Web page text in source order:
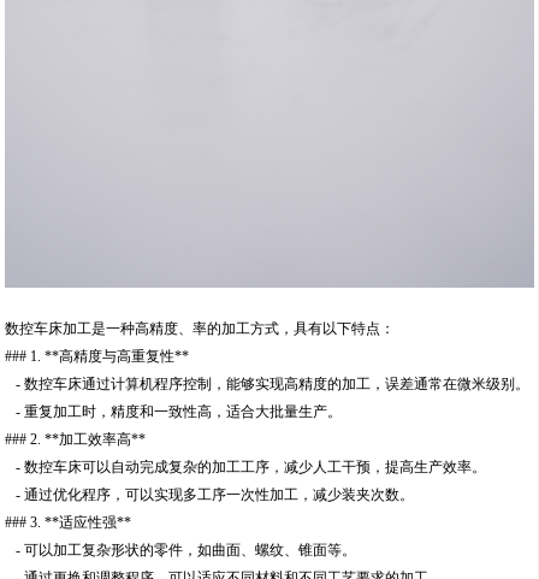
数控车床加工是一种高精度、率的加工方式，具有以下特点：
### 1. **高精度与高重复性**
- 数控车床通过计算机程序控制，能够实现高精度的加工，误差通常在微米级别。
- 重复加工时，精度和一致性高，适合大批量生产。
### 2. **加工效率高**
- 数控车床可以自动完成复杂的加工工序，减少人工干预，提高生产效率。
- 通过优化程序，可以实现多工序一次性加工，减少装夹次数。
### 3. **适应性强**
- 可以加工复杂形状的零件，如曲面、螺纹、锥面等。